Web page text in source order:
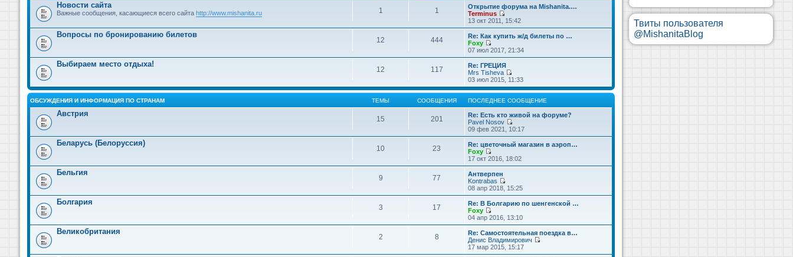
Новости сайта
Важные сообщения, касающиеся всего сайта http://www.mishanita.ru 1 1
Открытие форума на Mishanita.…
Terminus
П
е
р
е
й
т
и
к
п
о
с
л
е
н
е
м
у
с
о
б
н
и
ю
13 окт 2011, 15:42
Вопросы по бронированию билетов
12 444
Re: Как купить ж/д билеты по …
Foxy
П
е
р
е
й
т
и
к
п
о
с
л
е
н
е
м
у
с
о
о
б
щ
н
и
ю
07 июл 2017, 21:34
Выбираем место отдыха!
12 117
Re: ГРЕЦИЯ
Mrs Tisheva
П
е
р
е
й
т
к
п
о
с
л
е
е
м
с
о
б
щ
е
н
и
03 июл 2015, 11:33
ОБСУЖДЕНИЯ И ИНФОРМАЦИЯ ПО СТРАНАМ ТЕМЫ СООБЩЕНИЯ ПОСЛЕДНЕЕ СООБЩЕНИЕ
Австрия
15 201
Re: Есть кто живой на форуме?
Pavel Nosov
П
е
р
е
й
т
п
о
л
д
н
е
м
у
с
09 фев 2021, 10:17
Беларусь (Белоруссия)
10 23
Re: цветочный магазин в аэроп…
Foxy
П
е
р
е
й
т
к
п
о
л
е
д
17 окт 2016, 18:02
Бельгия
9 77
Антверпен
Kontrabas
П
е
р
е
й
т
к
п
о
08 апр 2018, 15:25
Болгария
3 17
Re: В Болгарию по шенгенской …
Foxy
П
е
р
е
й
т
04 апр 2016, 13:10
Великобритания
2 8
Re: Самостоятельная поездка в…
Денис Владимирович
е
17 мар 2015, 15:17
Твиты пользователя
@MishanitaBlog